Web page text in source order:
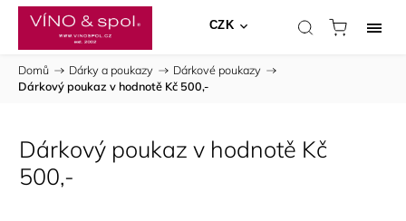
CZK
Domů / Dárky a poukazy / Dárkové poukazy /
Dárkový poukaz v hodnotě Kč 500,-
Dárkový poukaz v hodnotě Kč
500,-